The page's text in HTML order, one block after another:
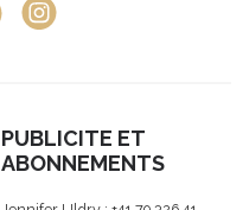
PUBLICITE ET
ABONNEMENTS